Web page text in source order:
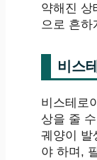
약해진 상
으로 흔하
비스
비스테로
상을 줄
궤양이 발
야 하며,